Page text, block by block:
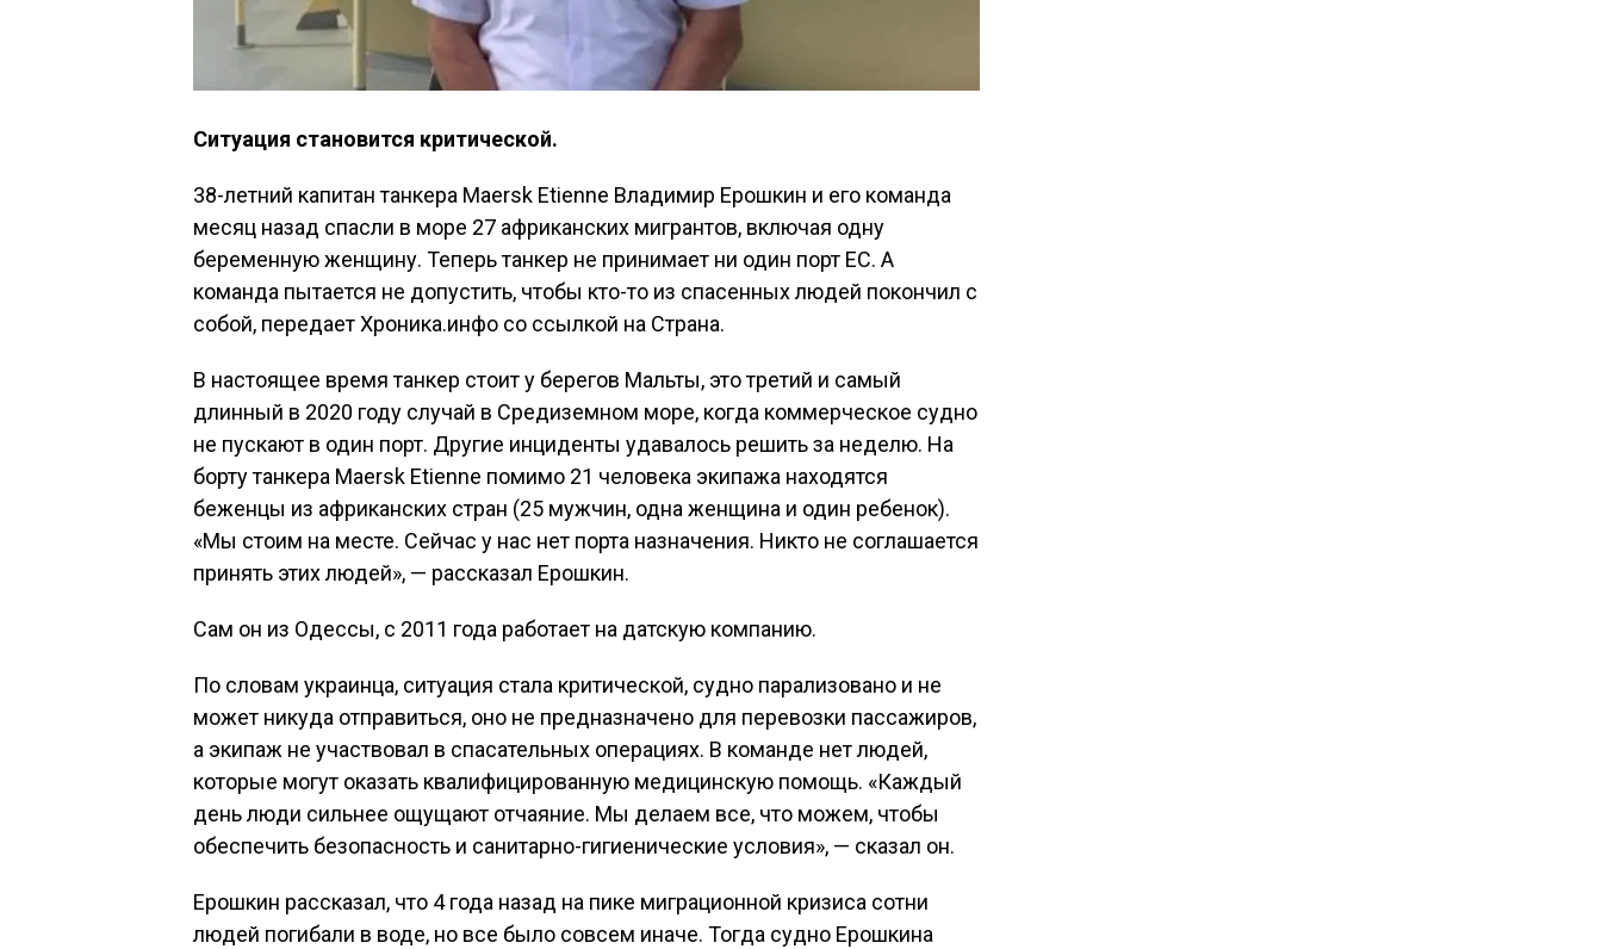
Ситуация становится критической.
38-летний капитан танкера Maersk Etienne Владимир Ерошкин и его команда
месяц назад спасли в море 27 африканских мигрантов, включая одну
беременную женщину. Теперь танкер не принимает ни один порт ЕС. А
команда пытается не допустить, чтобы кто-то из спасенных людей покончил с
собой, передает Хроника.инфо со ссылкой на Страна.
В настоящее время танкер стоит у берегов Мальты, это третий и самый
длинный в 2020 году случай в Средиземном море, когда коммерческое судно
не пускают в один порт. Другие инциденты удавалось решить за неделю. На
борту танкера Maersk Etienne помимо 21 человека экипажа находятся
беженцы из африканских стран (25 мужчин, одна женщина и один ребенок).
«Мы стоим на месте. Сейчас у нас нет порта назначения. Никто не соглашается
принять этих людей», — рассказал Ерошкин.
Сам он из Одессы, с 2011 года работает на датскую компанию.
По словам украинца, ситуация стала критической, судно парализовано и не
может никуда отправиться, оно не предназначено для перевозки пассажиров,
а экипаж не участвовал в спасательных операциях. В команде нет людей,
которые могут оказать квалифицированную медицинскую помощь. «Каждый
день люди сильнее ощущают отчаяние. Мы делаем все, что можем, чтобы
обеспечить безопасность и санитарно-гигиенические условия», — сказал он.
Ерошкин рассказал, что 4 года назад на пике миграционной кризиса сотни
людей погибали в воде, но все было совсем иначе. Тогда судно Ерошкина